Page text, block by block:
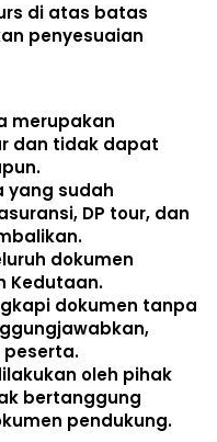
di atas batas
penyesuaian
merupakan
dan tidak dapat
yang sudah
DP tour, dan
.
dokumen
Kedutaan.
dokumen tanpa
peserta.
oleh pihak
bertanggung
pendukung.